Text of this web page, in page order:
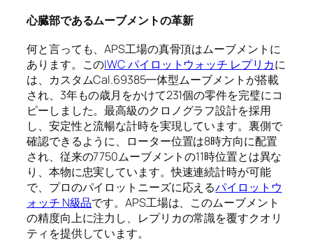
心臓部であるムーブメントの革新
何と言っても、APS工場の真骨頂はムーブメントに
あります。このIWC パイロットウォッチ レプリカに
は、カスタムCal.69385一体型ムーブメントが搭載
され、3年もの歳月をかけて231個の零件を完璧にコ
ピーしました。最高級のクロノグラフ設計を採用
し、安定性と流暢な計時を実現しています。裏側で
確認できるように、ローター位置は8時方向に配置
され、従来の7750ムーブメントの11時位置とは異な
り、本物に忠実しています。快速連続計時が可能
で、プロのパイロットニーズに応えるパイロットウ
ォッチ N級品です。APS工場は、このムーブメント
の精度向上に注力し、レプリカの常識を覆すクオリ
ティを提供しています。